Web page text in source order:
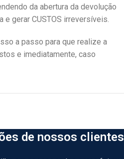
da abertura da devolução
e gerar CUSTOS irreversíveis.
a passo para que realize a
e imediatamente, caso
de nossos clientes